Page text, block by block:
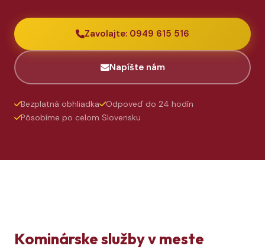
Zavolajte: 0949 615 516
Napíšte nám
Bezplatná obhliadka
Odpoveď do 24 hodín
Pôsobíme po celom Slovensku
Kominárske služby v meste